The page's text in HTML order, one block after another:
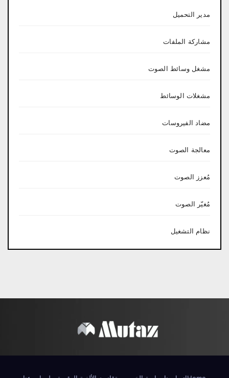
مدير التحميل
مشاركة الملفات
مشغل وسائط الصوت
مشغلات الوسائط
مضاد الفيروسات
معالجة الصوت
مُعزز الصوت
مُغيّر الصوت
نظام التشغيل